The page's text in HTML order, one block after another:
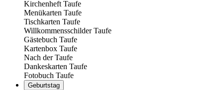
Kirchenheft Taufe
Menükarten Taufe
Tischkarten Taufe
Willkommensschilder Taufe
Gästebuch Taufe
Kartenbox Taufe
Nach der Taufe
Dankeskarten Taufe
Fotobuch Taufe
Geburtstag